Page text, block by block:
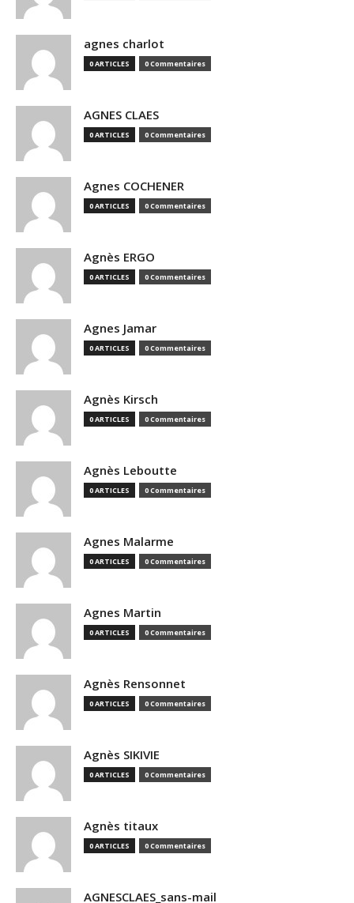
agnes charlot
0 ARTICLES 0 Commentaires
AGNES CLAES
0 ARTICLES 0 Commentaires
Agnes COCHENER
0 ARTICLES 0 Commentaires
Agnès ERGO
0 ARTICLES 0 Commentaires
Agnes Jamar
0 ARTICLES 0 Commentaires
Agnès Kirsch
0 ARTICLES 0 Commentaires
Agnès Leboutte
0 ARTICLES 0 Commentaires
Agnes Malarme
0 ARTICLES 0 Commentaires
Agnes Martin
0 ARTICLES 0 Commentaires
Agnès Rensonnet
0 ARTICLES 0 Commentaires
Agnès SIKIVIE
0 ARTICLES 0 Commentaires
Agnès titaux
0 ARTICLES 0 Commentaires
AGNESCLAES_sans-mail